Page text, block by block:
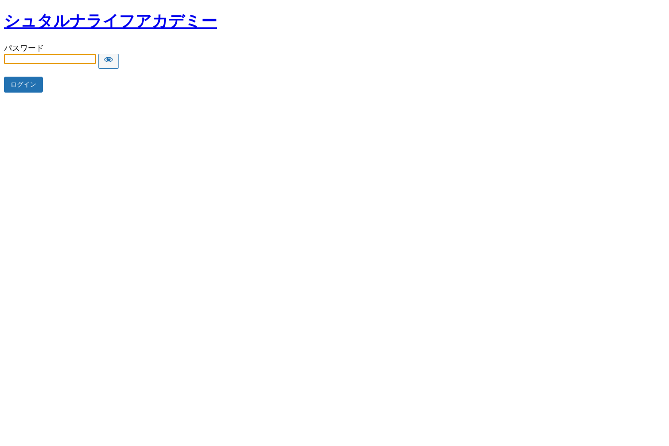
シュタルナライフアカデミー
パスワード